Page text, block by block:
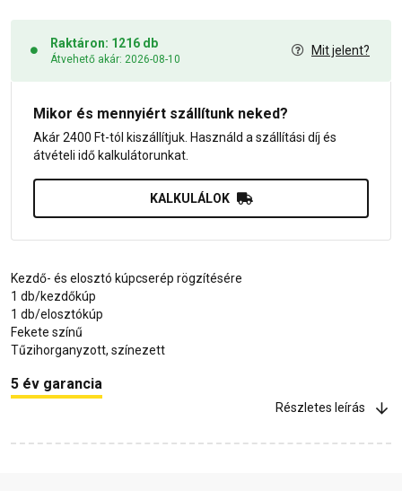
Raktáron: 1216 db
Átvehető akár: 2026-08-10
Mit jelent?
Mikor és mennyiért szállítunk neked?
Akár 2400 Ft-tól kiszállítjuk. Használd a szállítási díj és
átvételi idő kalkulátorunkat.
KALKULÁLOK
Kezdő- és elosztó kúpcserép rögzítésére
1 db/kezdőkúp
1 db/elosztókúp
Fekete színű
Tűzihorganyzott, színezett
5 év garancia
Részletes leírás